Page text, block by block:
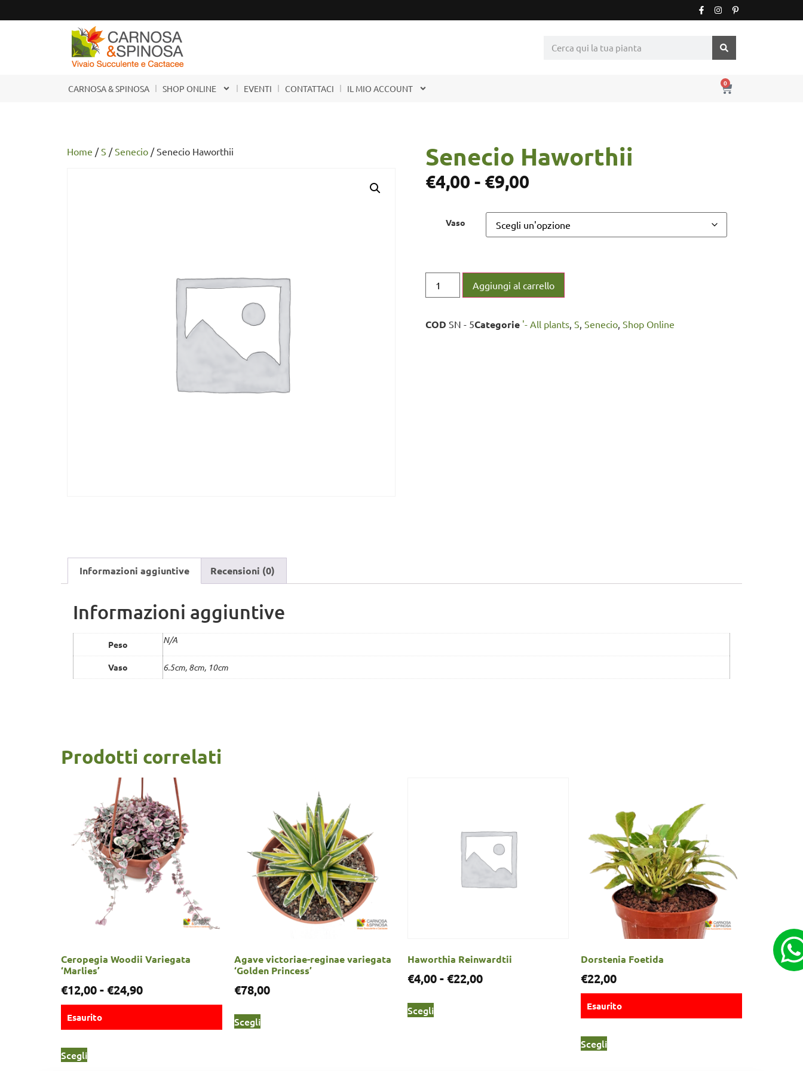
CARNOSA & SPINOSA SHOP ONLINE EVENTI CONTATTACI IL MIO ACCOUNT
0
Home /S /Senecio / Senecio Haworthii Senecio Haworthii
€4,00 - €9,00
Vaso
Aggiungi al carrello
COD SN - 5Categorie '- All plants S Senecio Shop Online
Informazioni aggiuntive Recensioni (0)
Informazioni aggiuntive
Peso N/A
Vaso 6.5cm, 8cm, 10cm
Prodotti correlati
Ceropegia Woodii Variegata
‘Marlies’
€12,00- €24,90
Esaurito
Scegli
Agave victoriae-reginae variegata
‘Golden Princess’
€78,00
Scegli
Haworthia Reinwardtii
€4,00- €22,00
Scegli
Dorstenia Foetida
€22,00
Esaurito
Scegli